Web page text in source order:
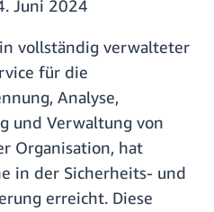
Juni 2024
vollständig verwalteter
für die
Analyse,
und Verwaltung von
Organisation, hat
in der Sicherheits- und
erreicht. Diese